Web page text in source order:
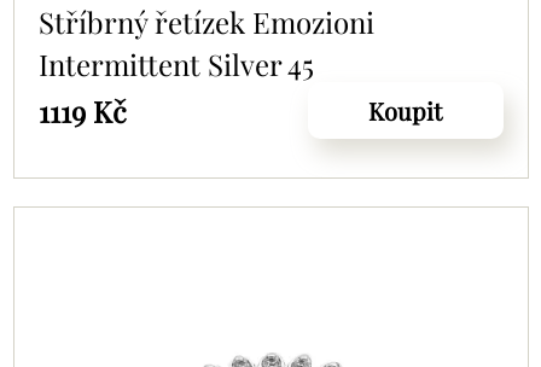
Stříbrný řetízek Emozioni
Intermittent Silver 45
1119 Kč
Koupit